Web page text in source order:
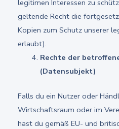
legitimen Interessen zu
geltende Recht die
Kopien zum Schutz unserer
erlaubt).
Rechte der
(Datensubjekt)
Falls du ein Nutzer oder
Wirtschaftsraum oder im
hast du gemäß EU- und